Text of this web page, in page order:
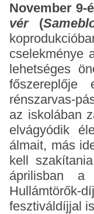
November 9-
vér(
cselekménye
lehetséges
rénszarvas-
az iskolában
elvágyódik
álmait, más
kell
áprilisban a
Hullámtörők-
fesztiváldíjjal